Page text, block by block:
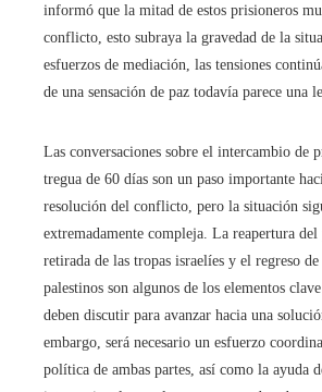
informó que la mitad de estos prisioneros
conflicto, esto subraya la gravedad de la
esfuerzos de mediación, las tensiones
de una sensación de paz todavía parece una
Las conversaciones sobre el intercambio de
tregua de 60 días son un paso importante
resolución del conflicto, pero la situación
extremadamente compleja. La reapertura del
retirada de las tropas israelíes y el regreso
palestinos son algunos de los elementos
deben discutir para avanzar hacia una
embargo, será necesario un esfuerzo
política de ambas partes, así como la ayuda